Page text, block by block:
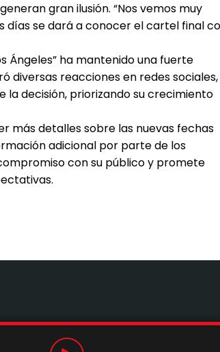
gran ilusión. “Nos vemos muy
días se dará a conocer el cartel final
Ángeles” ha mantenido una fuerte
diversas reacciones en redes sociales,
la decisión, priorizando su crecimiento
más detalles sobre las nuevas fechas
adicional por parte de los
con su público y promete